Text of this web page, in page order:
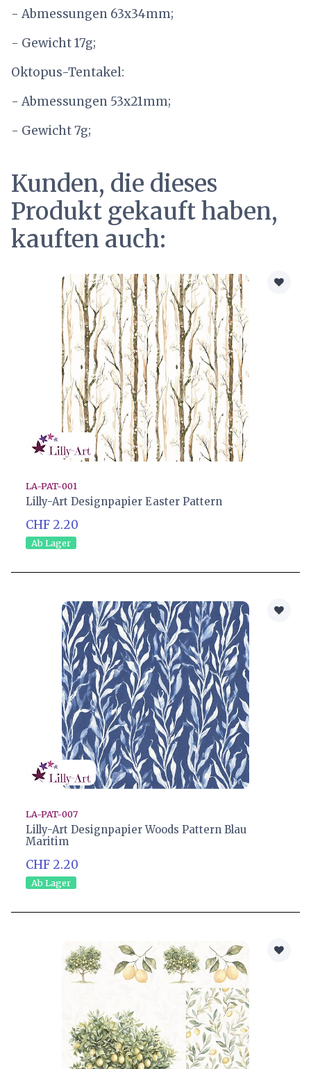
- Abmessungen 63x34mm;
- Gewicht 17g;
Oktopus-Tentakel:
- Abmessungen 53x21mm;
- Gewicht 7g;
Kunden, die dieses
Produkt gekauft haben,
kauften auch:
LA-PAT-001
Lilly-Art Designpapier Easter Pattern
CHF 2.20
Ab Lager
LA-PAT-007
Lilly-Art Designpapier Woods Pattern Blau
Maritim
CHF 2.20
Ab Lager